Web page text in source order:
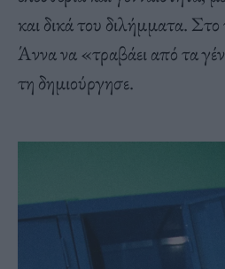
και δικά του διλήμματα.
Άννα να «τραβάει από τα
τη δημιούργησε.